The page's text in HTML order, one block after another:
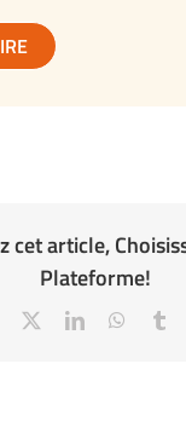
cet article,
Plateforme!
Facebook LinkedIn